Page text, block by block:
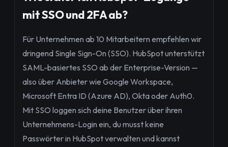
mit SSO und 2FA ab?
Für Unternehmen ab 10 Mitarbeitern empfehlen wir
dringend Single Sign-On (SSO). HubSpot unterstützt
SAML-basiertes SSO ab der Enterprise-Version —
also über Anbieter wie Google Workspace,
Microsoft Entra ID (Azure AD), Okta oder Auth0.
Mit SSO loggen sich deine Benutzer über ihren
Unternehmens-Login ein, du musst keine
Passwörter in HubSpot verwalten und kannst